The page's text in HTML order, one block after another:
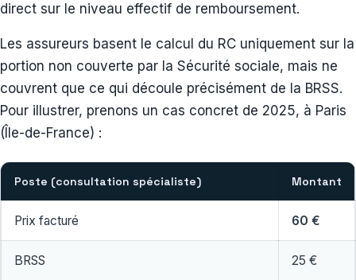
direct sur le niveau effectif de remboursement.
Les assureurs basent le calcul du RC uniquement sur la
portion non couverte par la Sécurité sociale, mais ne
couvrent que ce qui découle précisément de la BRSS.
Pour illustrer, prenons un cas concret de 2025, à Paris
(Île-de-France) :
Poste (consultation spécialiste) Montant
Prix facturé 60 €
BRSS 25 €